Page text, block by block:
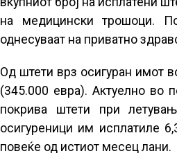
на медицински трошоци.
однесуваат на приватно
Од штети врз осигуран имот
(345.000 евра). Актуелно во
покрива штети при
осигуреници им исплатиле
повеќе од истиот месец лани.